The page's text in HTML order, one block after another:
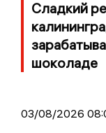
Сладкий
шоколаде
03/08/2026